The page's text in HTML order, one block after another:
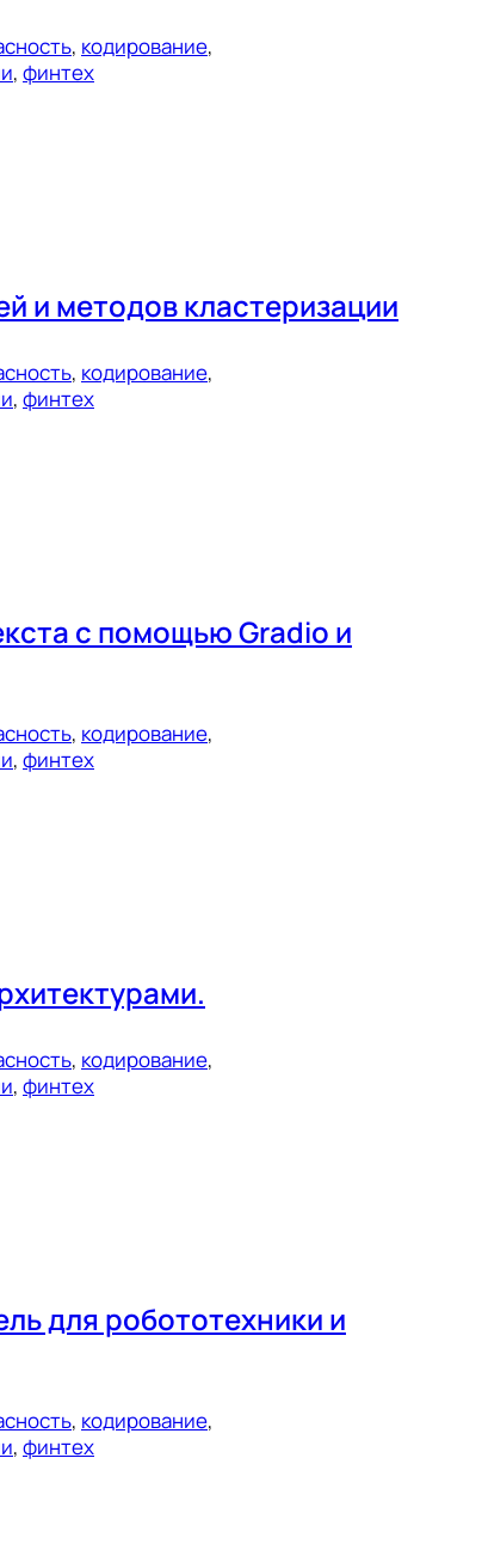
, кодирование
, финтех
и методов кластеризации
, кодирование
, финтех
с помощью Gradio и
, кодирование
, финтех
, кодирование
, финтех
для робототехники и
, кодирование
, финтех